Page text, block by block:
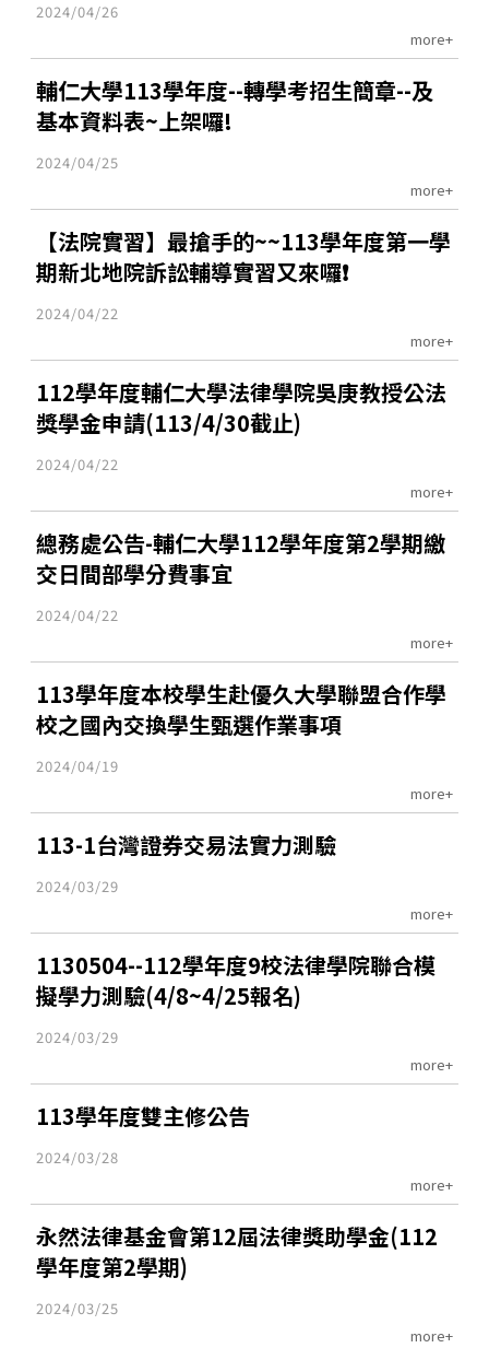
2024/04/26
more+
輔仁大學113學年度--轉學考招生簡章--及
基本資料表~上架囉!
2024/04/25
more+
【法院實習】最搶手的~~113學年度第一學
期新北地院訴訟輔導實習又來囉❗️
2024/04/22
more+
112學年度輔仁大學法律學院吳庚教授公法
獎學金申請(113/4/30截止)
2024/04/22
more+
總務處公告-輔仁大學112學年度第2學期繳
交日間部學分費事宜
2024/04/22
more+
113學年度本校學生赴優久大學聯盟合作學
校之國內交換學生甄選作業事項
2024/04/19
more+
113-1台灣證券交易法實力測驗
2024/03/29
more+
1130504--112學年度9校法律學院聯合模
擬學力測驗(4/8~4/25報名)
2024/03/29
more+
113學年度雙主修公告
2024/03/28
more+
永然法律基金會第12屆法律獎助學金(112
學年度第2學期)
2024/03/25
more+